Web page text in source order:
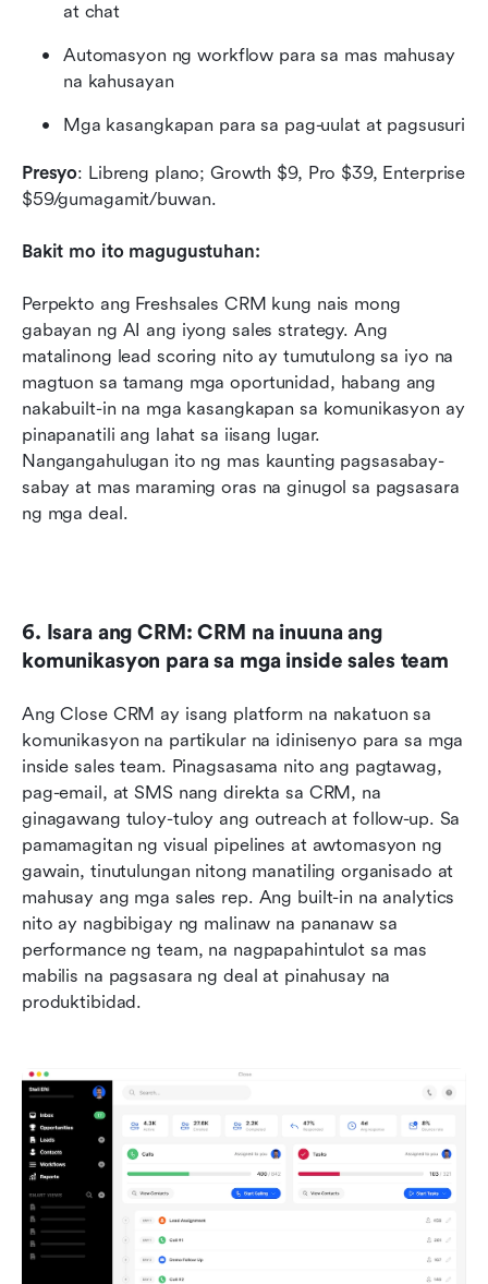
at chat
Automasyon ng workflow para sa mas mahusay
na kahusayan
Mga kasangkapan para sa pag-uulat at pagsusuri
Presyo: Libreng plano; Growth $9, Pro $39, Enterprise
$59/gumagamit/buwan.
Bakit mo ito magugustuhan:
Perpekto ang Freshsales CRM kung nais mong
gabayan ng AI ang iyong sales strategy. Ang
matalinong lead scoring nito ay tumutulong sa iyo na
magtuon sa tamang mga oportunidad, habang ang
nakabuilt-in na mga kasangkapan sa komunikasyon ay
pinapanatili ang lahat sa iisang lugar.
Nangangahulugan ito ng mas kaunting pagsasabay-
sabay at mas maraming oras na ginugol sa pagsasara
ng mga deal.
6. Isara ang CRM: CRM na inuuna ang
komunikasyon para sa mga inside sales team
Ang Close CRM ay isang platform na nakatuon sa
komunikasyon na partikular na idinisenyo para sa mga
inside sales team. Pinagsasama nito ang pagtawag,
pag-email, at SMS nang direkta sa CRM, na
ginagawang tuloy-tuloy ang outreach at follow-up. Sa
pamamagitan ng visual pipelines at awtomasyon ng
gawain, tinutulungan nitong manatiling organisado at
mahusay ang mga sales rep. Ang built-in na analytics
nito ay nagbibigay ng malinaw na pananaw sa
performance ng team, na nagpapahintulot sa mas
mabilis na pagsasara ng deal at pinahusay na
produktibidad.